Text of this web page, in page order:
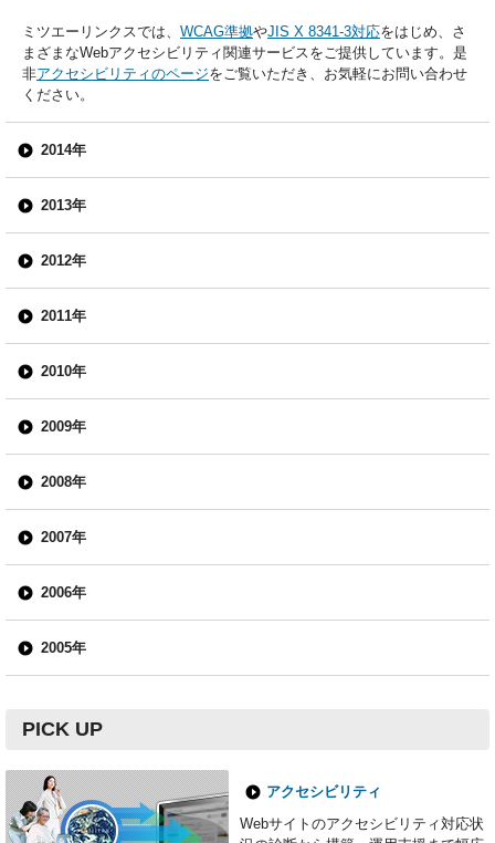
ミツエーリンクスでは、 WCAG準拠やJIS X 8341-3対応をはじめ、さ
まざまなWebアクセシビリティ関連サービスをご提供しています。是
非アクセシビリティのページをご覧いただき、お気軽にお問い合わせ
ください。
2014年
2013年
2012年
2011年
2010年
2009年
2008年
2007年
2006年
2005年
PICK UP
アクセシビリティ
Webサイトのアクセシビリティ対応状